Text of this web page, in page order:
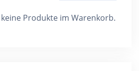
Produkte im Warenkorb.